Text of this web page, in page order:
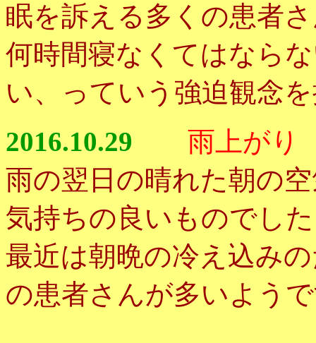
眠を訴える多くの患者
何時間寝なくてはなら
い、っていう強迫観念
2016.10.29
雨上がり
雨の翌日の晴れた朝の
気持ちの良いものでし
最近は朝晩の冷え込み
の患者さんが多いよう